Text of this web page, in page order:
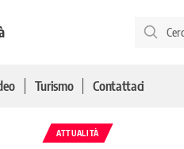
Turismo Contattaci
ATTUALITÀ